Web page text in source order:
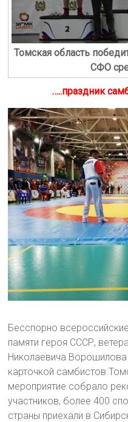
Томская область
СФО
…..праздник
Бесспорно
памяти героя СССР,
Николаевича Ворошилова
карточкой самбистов
мероприятие собрало
участников, более 400
страны приехали в